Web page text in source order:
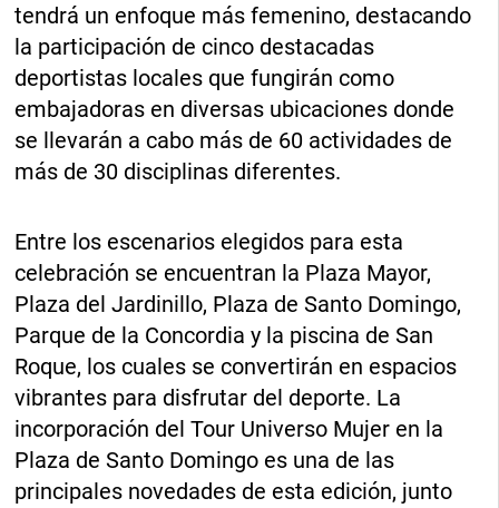
tendrá un enfoque más femenino, destacando
la participación de cinco destacadas
deportistas locales que fungirán como
embajadoras en diversas ubicaciones donde
se llevarán a cabo más de 60 actividades de
más de 30 disciplinas diferentes.
Entre los escenarios elegidos para esta
celebración se encuentran la Plaza Mayor,
Plaza del Jardinillo, Plaza de Santo Domingo,
Parque de la Concordia y la piscina de San
Roque, los cuales se convertirán en espacios
vibrantes para disfrutar del deporte. La
incorporación del Tour Universo Mujer en la
Plaza de Santo Domingo es una de las
principales novedades de esta edición, junto